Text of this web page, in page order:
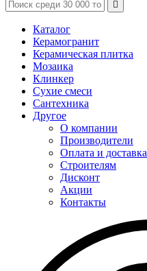

Каталог
Керамогранит
Керамическая плитка
Мозаика
Клинкер
Сухие смеси
Сантехника
Другое
О компании
Производители
Оплата и доставка
Строителям
Дисконт
Акции
Контакты